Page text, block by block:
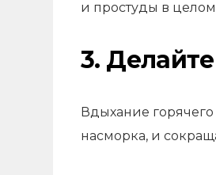
и простуды в
3.
Вдыхание горячего
насморка, и